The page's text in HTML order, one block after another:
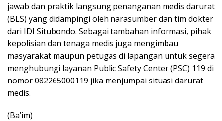
jawab dan praktik langsung penanganan medis darurat
(BLS) yang didampingi oleh narasumber dan tim dokter
dari IDI Situbondo. Sebagai tambahan informasi, pihak
kepolisian dan tenaga medis juga mengimbau
masyarakat maupun petugas di lapangan untuk segera
menghubungi layanan Public Safety Center (PSC) 119 di
nomor 082265000119 jika menjumpai situasi darurat
medis.
(Ba’im)